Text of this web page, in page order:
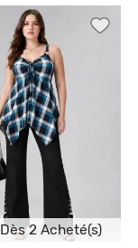
Dès 2 Acheté(s)